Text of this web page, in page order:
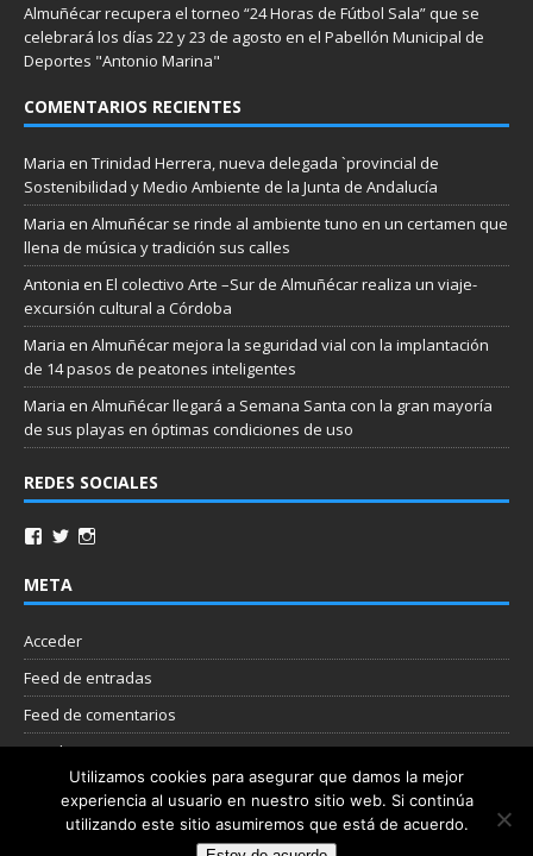
Almuñécar recupera el torneo “24 Horas de Fútbol Sala” que se
celebrará los días 22 y 23 de agosto en el Pabellón Municipal de
Deportes "Antonio Marina"
COMENTARIOS RECIENTES
Maria en Trinidad Herrera, nueva delegada `provincial de
Sostenibilidad y Medio Ambiente de la Junta de Andalucía
Maria en Almuñécar se rinde al ambiente tuno en un certamen que
llena de música y tradición sus calles
Antonia en El colectivo Arte –Sur de Almuñécar realiza un viaje-
excursión cultural a Córdoba
Maria en Almuñécar mejora la seguridad vial con la implantación
de 14 pasos de peatones inteligentes
Maria en Almuñécar llegará a Semana Santa con la gran mayoría
de sus playas en óptimas condiciones de uso
REDES SOCIALES
META
Acceder
Feed de entradas
Feed de comentarios
WordPress.org
Nube de etiquetas
Utilizamos cookies para asegurar que damos la mejor
experiencia al usuario en nuestro sitio web. Si continúa
utilizando este sitio asumiremos que está de acuerdo.